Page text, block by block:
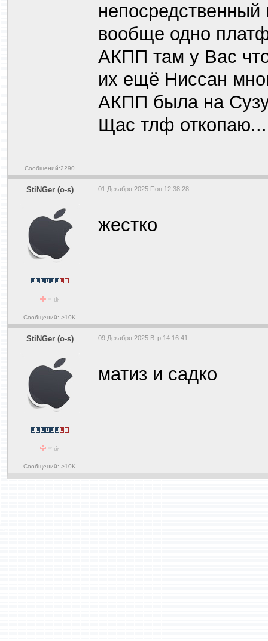
Сообщений:2290
непосредственный
вообще одно
АКПП там у Вас
их ещё Ниссан
АКПП была на
Щас тлф откопаю...
StiNGer (o-s)
Сообщений: >10K
01 Декабря 2025 Пон 12:38:28
жестко
StiNGer (o-s)
Сообщений: >10K
09 Декабря 2025 Втр 14:16:41
матиз и садко